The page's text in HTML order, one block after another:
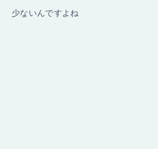
少ないんですよね